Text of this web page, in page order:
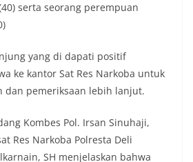
serta seorang perempuan
yang di dapati positif
ke kantor Sat Res Narkoba untuk
dan pemeriksaan lebih lanjut.
Kombes Pol. Irsan Sinuhaji,
Res Narkoba Polresta Deli
SH menjelaskan bahwa